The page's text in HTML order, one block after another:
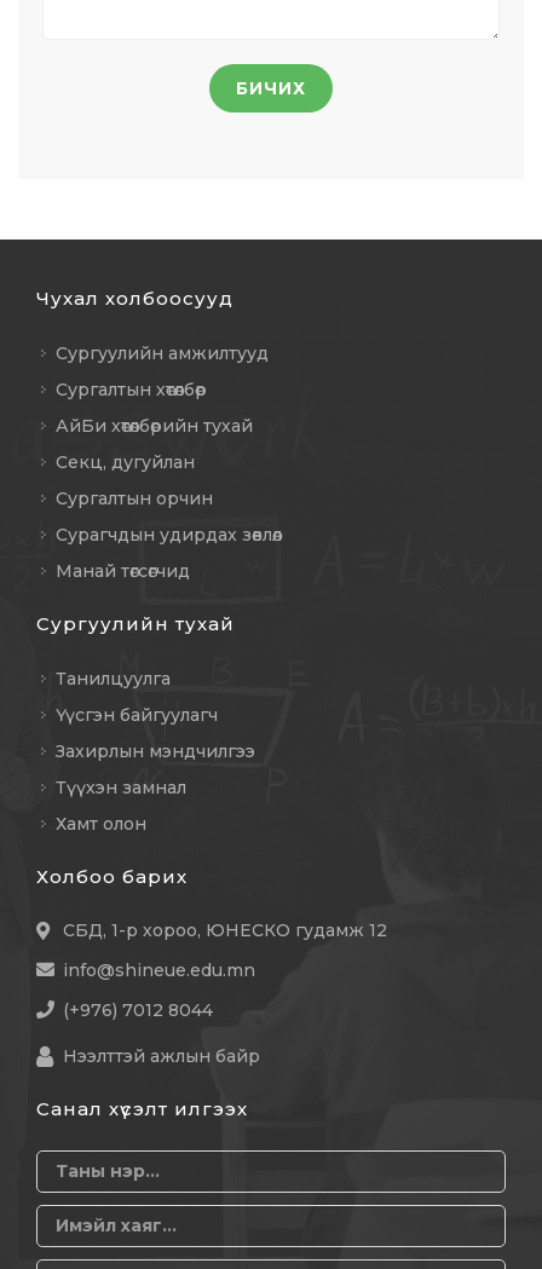
БИЧИХ
Чухал холбоосууд
Сургуулийн амжилтууд
Сургалтын хөтөлбөр
АйБи хөтөлбөрийн тухай
Секц, дугуйлан
Сургалтын орчин
Сурагчдын удирдах зөвлөл
Манай төгсөгчид
Сургуулийн тухай
Танилцуулга
Үүсгэн байгуулагч
Захирлын мэндчилгээ
Түүхэн замнал
Хамт олон
Холбоо барих
СБД, 1-р хороо, ЮНЕСКО гудамж 12
info@shineue.edu.mn
(+976) 7012 8044
Нээлттэй ажлын байр
Санал хүсэлт илгээх